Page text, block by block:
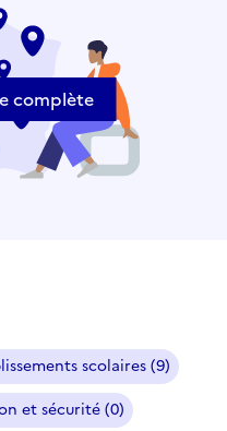
complète
scolaires (9)
et sécurité (0)